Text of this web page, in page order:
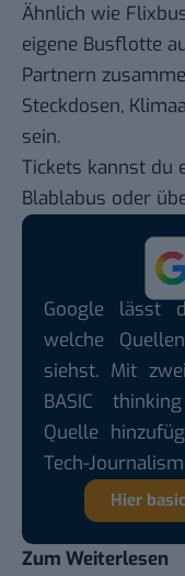
Ähnlich wie
eigene Busflotte
Partnern
Steckdosen,
sein.
Tickets kannst du
Blablabus oder
Google lässt
welche
siehst. Mit
BASIC
Quelle
Tech-
Hier
Zum Weiterlesen